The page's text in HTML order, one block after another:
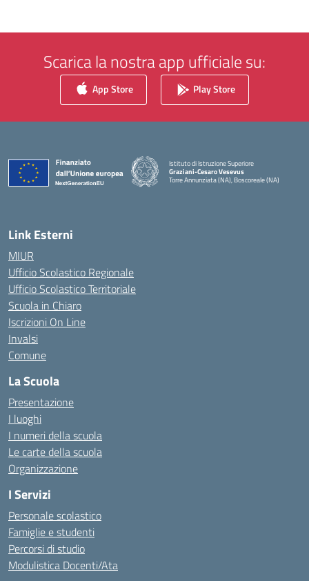
Scarica la nostra app ufficiale su:
App Store Play Store
Istituto di Istruzione Superiore
Graziani-Cesaro Vesevus
Torre Annunziata (NA), Boscoreale (NA)
Link Esterni
MIUR
Ufficio Scolastico Regionale
Ufficio Scolastico Territoriale
Scuola in Chiaro
Iscrizioni On Line
Invalsi
Comune
La Scuola
Presentazione
I luoghi
I numeri della scuola
Le carte della scuola
Organizzazione
I Servizi
Personale scolastico
Famiglie e studenti
Percorsi di studio
Modulistica Docenti/Ata